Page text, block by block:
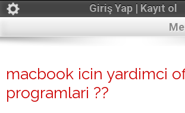
Giriş Yap | Kayıt ol
macbook icin yardimci
programlari ??